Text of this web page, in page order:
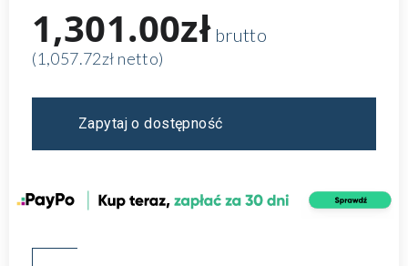
1,301.00złbrutto
(1,057.72zł netto)
Zapytaj o dostępność